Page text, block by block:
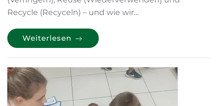
Recycle (Recyceln) – und wie wir…
Weiterlesen